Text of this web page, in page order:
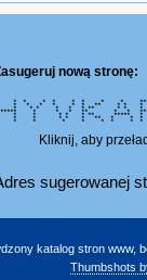
nową stronę:
* * * * * * * *
* * * * * * ** * *
* * * * * * ** * *
* * * ** * *
* * * * * ** *****
* * * * * ** * *
* * * * * * *
Kliknij, aby
sugerowanej
katalog stron www,
Thumbshots